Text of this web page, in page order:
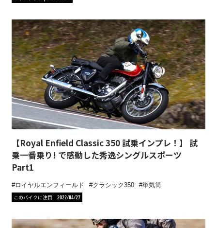
【Royal Enfield Classic 350 試乗インプレ！】 試
乗一番乗り! で感動した秀逸シングルスポーツ
Part1
ロイヤルエンフィールド クラシック350
単気筒
このバイクに注目
2022/04/27